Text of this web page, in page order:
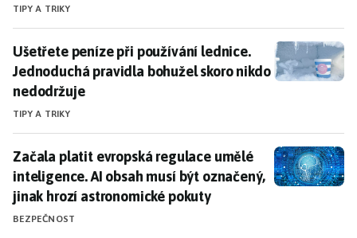
TIPY A TRIKY
Ušetřete peníze při používání lednice. Jednoduchá
Ušetřete peníze při používání lednice.
Jednoduchá pravidla bohužel skoro nikdo
nedodržuje
TIPY A TRIKY
Začala platit evropská regulace umělé inteligence.
Začala platit evropská regulace umělé
inteligence. AI obsah musí být označený,
jinak hrozí astronomické pokuty
BEZPEČNOST